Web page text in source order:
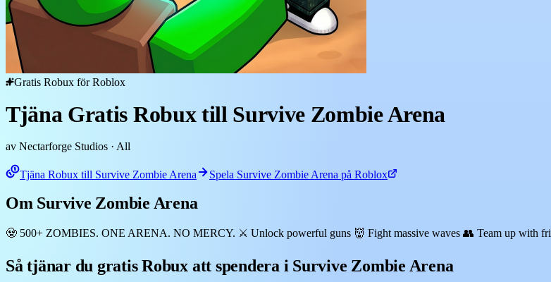
Gratis Robux för Roblox
Tjäna Gratis Robux till Survive Zombie Arena
av Nectarforge Studios · All
Tjäna Robux till Survive Zombie Arena Spela Survive Zombie Arena på Roblox
Om Survive Zombie Arena
🧟 500+ ZOMBIES. ONE ARENA. NO MERCY. ⚔️ Unlock powerful guns 👹 Fight massive waves 👥 Team up with
Så tjänar du gratis Robux att spendera i Survive Zombie Arena